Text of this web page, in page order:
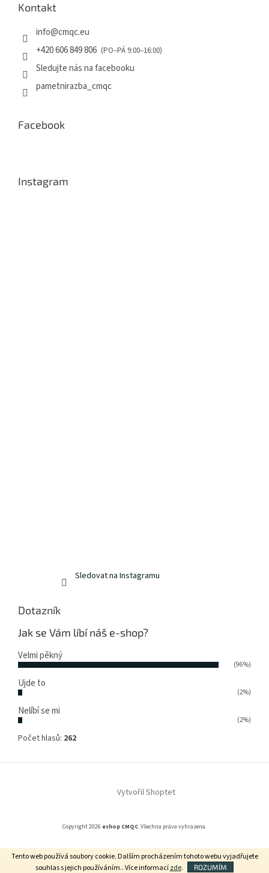
Tento web používá soubory cookie. Dalším procházením tohoto webu vyjadřujete
souhlas s jejich používáním.. Více informacízde. ROZUMÍM
Kontakt
info@cmqc.eu
+420 606 849 806
Sledujte nás na facebooku
pametnirazba_cmqc
Facebook
Instagram
Sledovat na Instagramu
Dotazník
Jak se Vám líbí náš e-shop?
Velmi pěkný
(96%)
Ujde to
(2%)
Nelíbí se mi
(2%)
Počet hlasů: 262
Vytvořil Shoptet
Copyright 2026 eshop CMQC. Všechna práva vyhrazena.
Grafický návrh vytvořil a na Shoptet implementovalTomáš Hlad&